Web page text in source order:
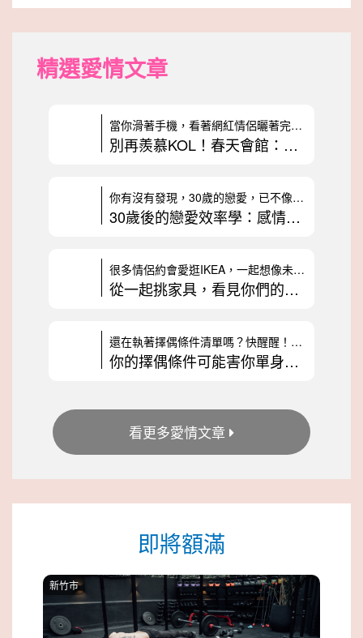
精選愛情文章
當你滑著手機，看著網紅情侶曬著完美無瑕的約會，是不是也曾納悶：為什麼
別再羨慕KOL！春天會館：真實幸福不是拿來表演的
你有沒有發現，30歲的戀愛，已不像年輕時純粹？以前戀愛很單純，只要喜
30歲後的戀愛效率學：感情裡該不該算投資報酬率？
很多情侶約會愛逛IKEA，一起想像未來的家，感覺非常浪漫。不過，交友
從一起挑家具，看見你們的未來：3種情侶價值觀解析
還在執著擇偶條件清單嗎？快醒醒！列出一堆完美條件，不僅可能讓你錯過真
你的擇偶條件可能害你單身？幸福不是靠列清單
看更多愛情文章
即將額滿
新竹市